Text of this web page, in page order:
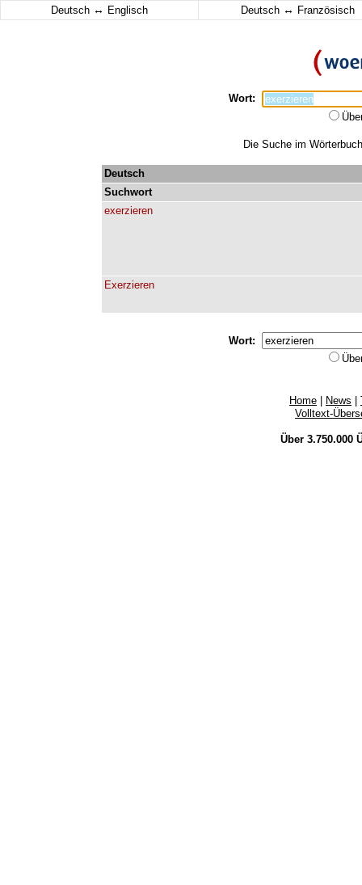
Deutsch ↔ Englisch Deutsch ↔ Französisch
Wort:
Die Suche im
Deutsch
Suchwort
exerzieren
Exerzieren
Wort:
Home News
Volltext-
Über 3.750.000